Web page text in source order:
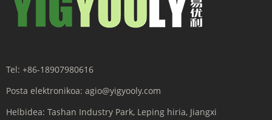
Tel: +86-18907980616
Posta elektronikoa: agio@yigyooly.com
Helbidea: Tashan Industry Park, Leping hiria, Jiangxi